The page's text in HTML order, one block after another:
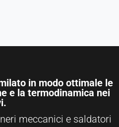
in modo ottimale le
e la termodinamica nei
meccanici e saldatori